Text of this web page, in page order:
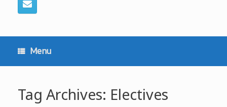
Menu
Tag Archives: Electives